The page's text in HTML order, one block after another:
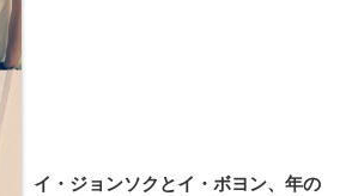
イ・ジョンソクとイ・ボヨン、年の